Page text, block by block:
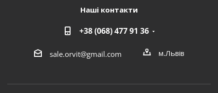
Наші контакти
+38 (068) 477 91 36
sale.orvit@gmail.com м.Львів